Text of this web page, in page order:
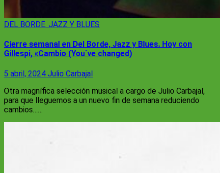
DEL BORDE. JAZZ Y BLUES
Cierre semanal en Del Borde, Jazz y Blues. Hoy con
Gillespi, «Cambio (You`ve changed)
5 abril, 2024 Julio Carbajal
Otra magnífica selección musical a cargo de Julio Carbajal,
para que lleguemos a un nuevo fin de semana reduciendo
cambios……